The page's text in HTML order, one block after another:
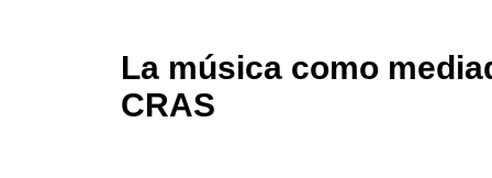
La música como
CRAS